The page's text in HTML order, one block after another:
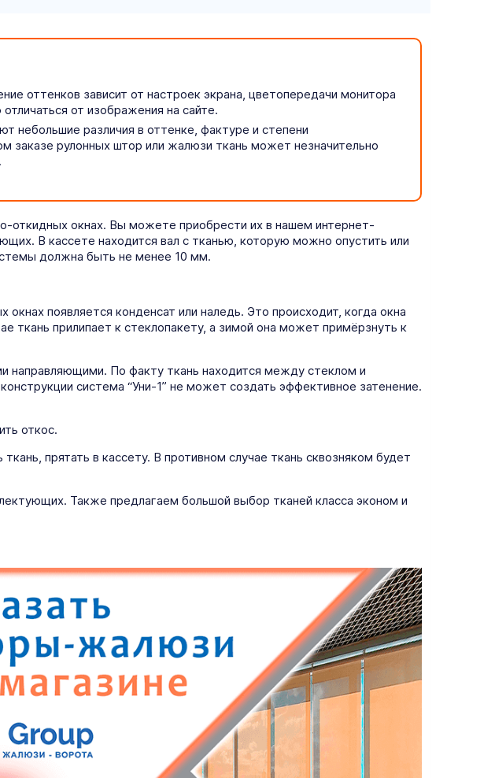
оттенков зависит от настроек экрана, цветопередачи монитора
от изображения на сайте.
небольшие различия в оттенке, фактуре и степени
заказе рулонных штор или жалюзи ткань может незначительно
откидных окнах. Вы можете приобрести их в нашем интернет-
В кассете находится вал с тканью, которую можно опустить или
должна быть не менее 10 мм.
появляется конденсат или наледь. Это происходит, когда окна
ткань прилипает к стеклопакету, а зимой она может примёрзнуть к
направляющими. По факту ткань находится между стеклом и
система “Уни-1” не может создать эффективное затенение.
откос.
прятать в кассету. В противном случае ткань сквозняком будет
Также предлагаем большой выбор тканей класса эконом и